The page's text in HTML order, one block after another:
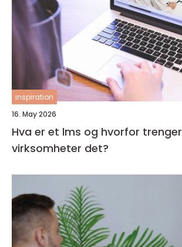
inspiration
16. May 2026
Hva er et lms og hvorfor trenger
virksomheter det?